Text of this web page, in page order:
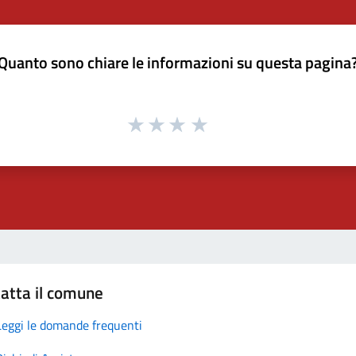
sono chiare le informazioni su questa
il comune
le domande frequenti